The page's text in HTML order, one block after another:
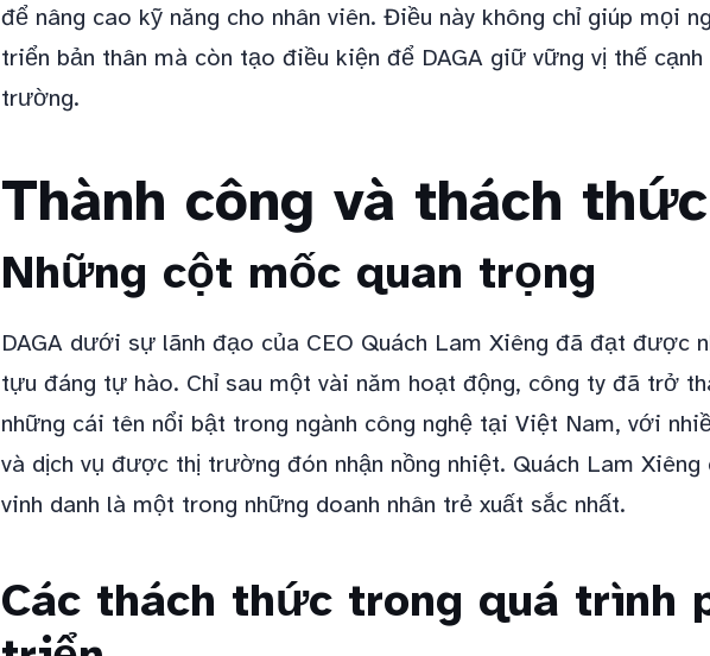
để nâng cao kỹ năng cho nhân viên. Điều này không chỉ giúp mọi
triển bản thân mà còn tạo điều kiện để DAGA giữ vững vị thế
trường.
Thành công và thách thức
Những cột mốc quan trọng
DAGA dưới sự lãnh đạo của CEO Quách Lam Xiêng đã đạt được
tựu đáng tự hào. Chỉ sau một vài năm hoạt động, công ty đã trở
những cái tên nổi bật trong ngành công nghệ tại Việt Nam, với
và dịch vụ được thị trường đón nhận nồng nhiệt. Quách Lam
vinh danh là một trong những doanh nhân trẻ xuất sắc nhất.
Các thách thức trong quá trình